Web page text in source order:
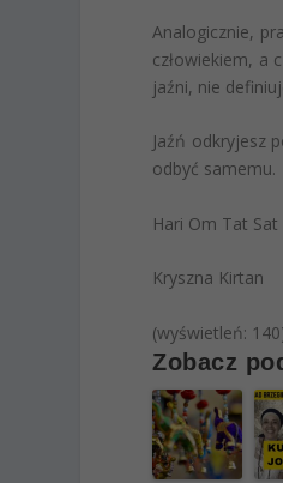
Analogicznie,
człowiekiem, a
jaźni, nie
Jaźń odkryjesz
odbyć samemu.
Hari Om Tat Sat
Kryszna Kirtan
(wyświetleń:
Zobacz